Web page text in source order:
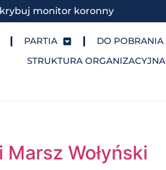
monitor koronny
PARTIA DO POBRANIA
STRUKTURA ORGANIZACYJNA
Marsz Wołyński